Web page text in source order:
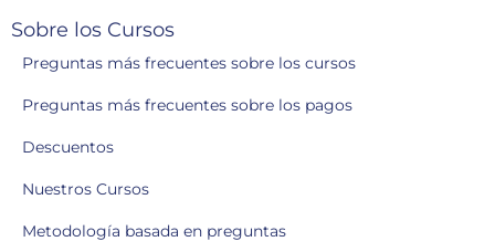
Sobre los Cursos
Preguntas más frecuentes sobre los cursos
Preguntas más frecuentes sobre los pagos
Descuentos
Nuestros Cursos
Metodología basada en preguntas